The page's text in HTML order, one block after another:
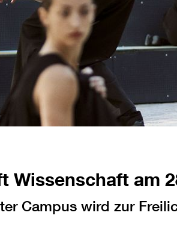
Wissenschaft am
Campus wird zur